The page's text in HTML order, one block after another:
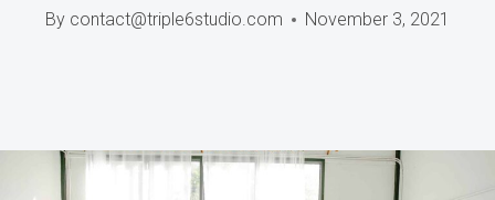
By contact@triple6studio.com November 3, 2021